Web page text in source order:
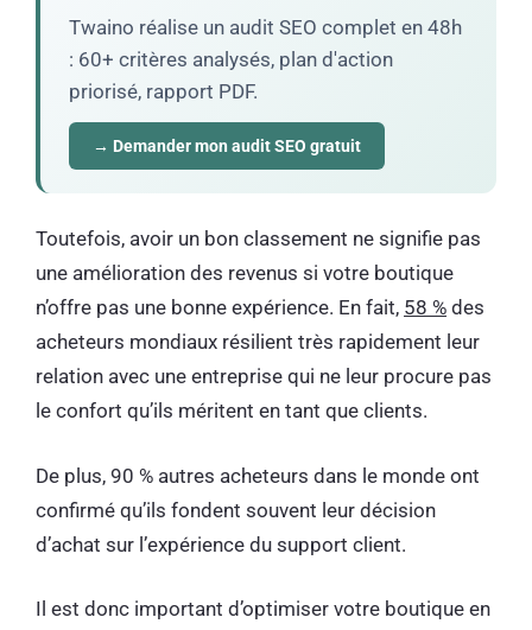
Twaino réalise un audit SEO complet en 48h
: 60+ critères analysés, plan d'action
priorisé, rapport PDF.
→ Demander mon audit SEO gratuit
Toutefois, avoir un bon classement ne signifie pas
une amélioration des revenus si votre boutique
n’offre pas une bonne expérience. En fait, 58 % des
acheteurs mondiaux résilient très rapidement leur
relation avec une entreprise qui ne leur procure pas
le confort qu’ils méritent en tant que clients.
De plus, 90 % autres acheteurs dans le monde ont
confirmé qu’ils fondent souvent leur décision
d’achat sur l’expérience du support client.
Il est donc important d’optimiser votre boutique en